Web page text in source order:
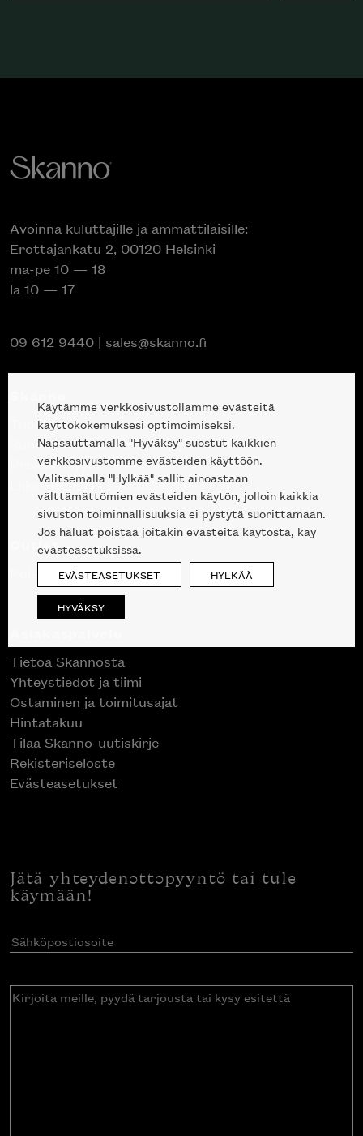
Avoinna kuluttajille ja ammattilaisille:
Erottajankatu 2, 00120 Helsinki
ma-pe 10 — 18
la 10 — 17
09 612 9440 | sales@skanno.fi
Tuotteet
Suunnittelupalvelu
Projektimyynti
Liike Helsingin keskustassa
Outlet
Poistuvat mallikappaleet
Tietoa Skannosta
Yhteystiedot ja tiimi
Ostaminen ja toimitusajat
Hintatakuu
Tilaa Skanno-uutiskirje
Rekisteriseloste
Evästeasetukset
Jätä yhteydenottopyyntö tai tule
käymään!
Sähköpostiosoite(Pakollinen)
Kirjoita
Käytämme verkkosivustollamme evästeitä
käyttökokemuksesi optimoimiseksi.
Napsauttamalla "Hyväksy" suostut kaikkien
verkkosivustomme evästeiden käyttöön.
Valitsemalla "Hylkää" sallit ainoastaan
välttämättömien evästeiden käytön, jolloin kaikkia
sivuston toiminnallisuuksia ei pystytä suorittamaan.
Jos haluat poistaa joitakin evästeitä käytöstä, käy
evästeasetuksissa.
EVÄSTEASETUKSET HYLKÄÄ
HYVÄKSY